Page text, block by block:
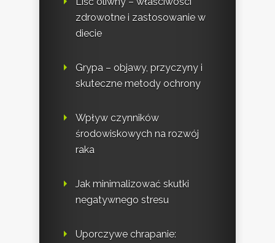
zdrowotne i zastosowanie w
diecie
Grypa – objawy, przyczyny i
skuteczne metody ochrony
Wpływ czynników
środowiskowych na rozwój
raka
Jak minimalizować skutki
negatywnego stresu
Uporczywe chrapanie: